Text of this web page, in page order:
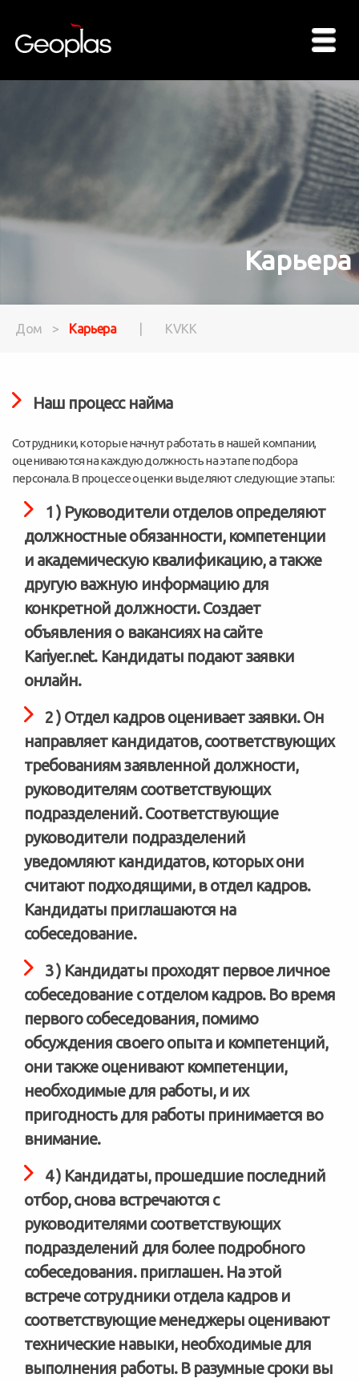
Карьера
Дом > Карьера KVKK
Наш процесс найма
Сотрудники, которые начнут работать в нашей компании,
оцениваются на каждую должность на этапе подбора
персонала. В процессе оценки выделяют следующие этапы:
1 ) Руководители отделов определяют
должностные обязанности, компетенции
и академическую квалификацию, а также
другую важную информацию для
конкретной должности. Создает
объявления о вакансиях на сайте
Kariyer.net. Кандидаты подают заявки
онлайн.
2 ) Отдел кадров оценивает заявки. Он
направляет кандидатов, соответствующих
требованиям заявленной должности,
руководителям соответствующих
подразделений. Соответствующие
руководители подразделений
уведомляют кандидатов, которых они
считают подходящими, в отдел кадров.
Кандидаты приглашаются на
собеседование.
3 ) Кандидаты проходят первое личное
собеседование с отделом кадров. Во время
первого собеседования, помимо
обсуждения своего опыта и компетенций,
они также оценивают компетенции,
необходимые для работы, и их
пригодность для работы принимается во
внимание.
4 ) Кандидаты, прошедшие последний
отбор, снова встречаются с
руководителями соответствующих
подразделений для более подробного
собеседования. приглашен. На этой
встрече сотрудники отдела кадров и
соответствующие менеджеры оценивают
технические навыки, необходимые для
выполнения работы. В разумные сроки вы